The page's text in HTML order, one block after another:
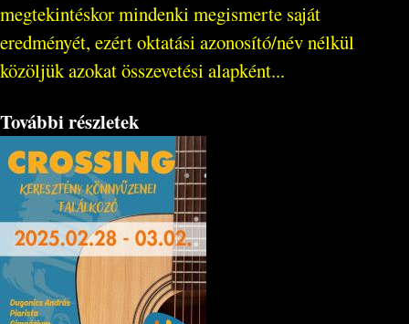
megtekintéskor mindenki megismerte saját
eredményét, ezért oktatási azonosító/név nélkül
közöljük azokat összevetési alapként...
További részletek